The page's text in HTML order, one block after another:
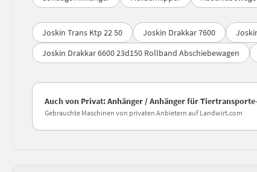
Joskin Trans Ktp 22 50 Joskin Drakkar 7600
Joskin Drakkar 6600 23d150 Rollband Abschiebewagen
Auch von Privat: Anhänger / Anhänger für
Gebrauchte Maschinen von privaten Anbietern auf Landwirt.com